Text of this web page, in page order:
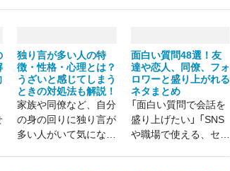
独り言が多い人の特
徴・性格・心理とは？
うざいと感じてしまう
ときの対処法も解説！
家族や同僚など、自分
の身の回りに独り言が
多い人がいて気になっ
面白い質問48選！友
達や恋人、同僚、フォ
ロワーと盛り上がれる
ネタまとめ
「面白い質問で会話を
盛り上げたい」 「SNS
や職場で使える、セン